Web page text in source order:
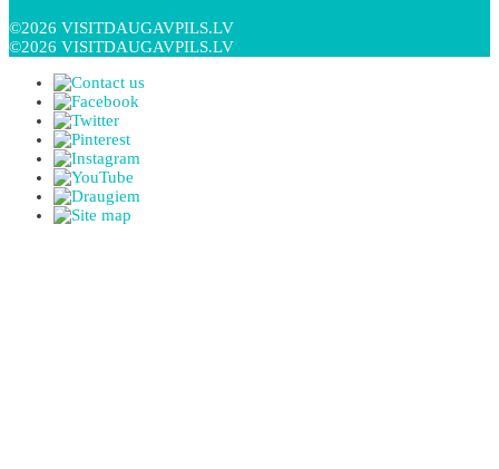
©2026 VISITDAUGAVPILS.LV
©2026 VISITDAUGAVPILS.LV